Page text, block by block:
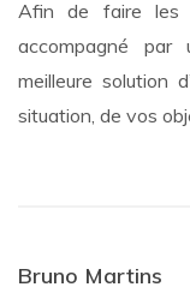
Afin de faire les
accompagné
meilleure solution
situation, de vos
Bruno Martins